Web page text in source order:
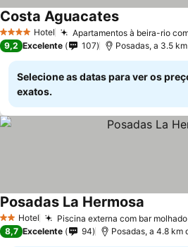
4 EstrelasHotel Apartamentos à beira-rio
Costa Aguacates
9,2 Excelente 107 Posadas, a 3.5
Selecione as datas para ver os
exatos.
2 Estrelas
Hotel Piscina externa com bar molhado
Posadas La Hermosa
8,7 Excelente 94 Posadas, a 4.8 km